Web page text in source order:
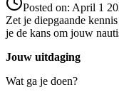
Posted on: April 1
Zet je diepgaande
je de kans om jouw
Jouw uitdaging
Wat ga je doen?